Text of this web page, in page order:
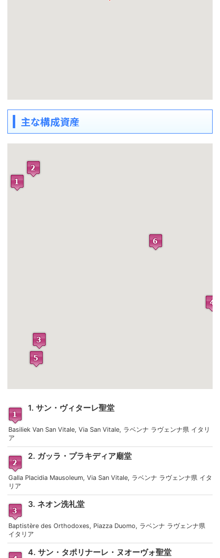
主な構成資産
1. サン・ヴィターレ聖堂
Basiliek Van San Vitale, Via San Vitale, ラベンナ ラヴェンナ県 イタリ
ア
2. ガッラ・プラキディア廟堂
Galla Placidia Mausoleum, Via San Vitale, ラベンナ ラヴェンナ県 イタ
リア
3. ネオン洗礼堂
Baptistère des Orthodoxes, Piazza Duomo, ラベンナ ラヴェンナ県
イタリア
4. サン・タポリナーレ・ヌオーヴォ聖堂